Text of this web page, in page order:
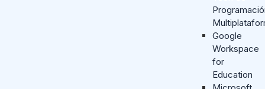
Google
Workspace
for
Education